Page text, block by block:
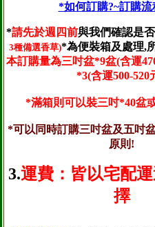
*如何訂購?~訂購流
*請先於週四前與我們確認是
3種備選香草)*為便裝箱及處理,
本訂購量為三吋盆*9盆(含運
*3(含運500-520
*滿箱則可以裝三吋*40盆
*可以同時訂購三吋盆及五吋
原則!
3.運費：皆以宅配
擇